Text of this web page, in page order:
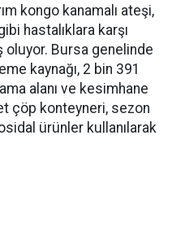
kongo kanamalı ateşi,
hastalıklara karşı
oluyor. Bursa genelinde
kaynağı, 2 bin 391
alanı ve kesimhane
çöp konteyneri, sezon
ürünler kullanılarak